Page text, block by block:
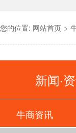
您的位置: 网站首页 >
新闻·
牛商资讯